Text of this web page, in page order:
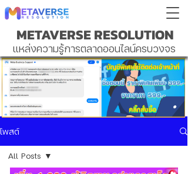
METAVERSE RESOLUTION
แหล่งความรู้การตลาดออนไลน์ครบวงจร
โพสต์
All Posts